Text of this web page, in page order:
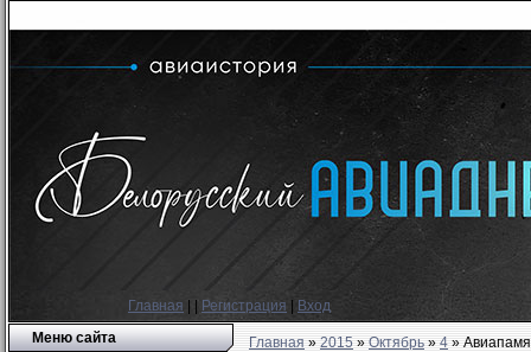
Главная Регистрация
Вход
Меню сайта
Главная»2015 » Октябрь » 4»